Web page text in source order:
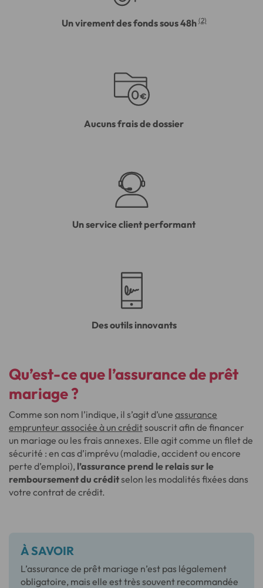
Un virement des fonds sous 48h (2)
Aucuns frais de dossier
Un service client performant
Des outils innovants
Qu’est-ce que l’assurance de prêt
mariage ?
Comme son nom l’indique, il s’agit d’une assurance
emprunteur associée à un créditsouscrit afin de financer
un mariage ou les frais annexes. Elle agit comme un filet de
sécurité : en cas d’imprévu (maladie, accident ou encore
perte d’emploi), l’assurance prend le relais sur le
remboursement du créditselon les modalités fixées dans
votre contrat de crédit.
À SAVOIR
L’assurance de prêt mariage n’est pas légalement
obligatoire, mais elle est très souvent recommandée